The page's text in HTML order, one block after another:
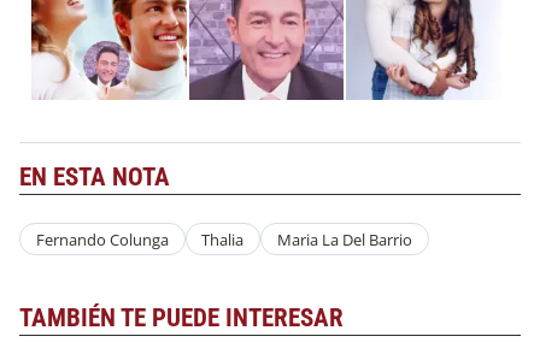
EN ESTA NOTA
Fernando Colunga Thalia Maria La Del Barrio
TAMBIÉN TE PUEDE INTERESAR